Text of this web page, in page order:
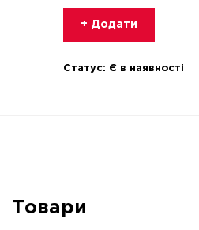
+ Додати
Статус: Є в наявності
Товари